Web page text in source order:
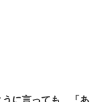
に言っても、「あ